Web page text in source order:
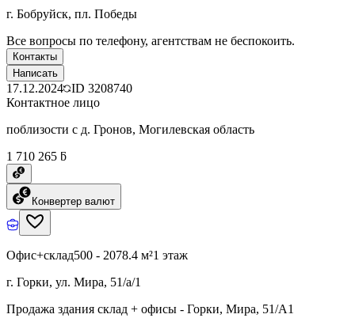
г. Бобруйск, пл. Победы
Все вопросы по телефону, агентствам не беспокоить.
Контакты
Написать
17.12.2024 ID 3208740
Контактное лицо
поблизости с д. Гронов, Могилевская область
1 710 265 ƃ
Конвертер валют
Офис+склад500 - 2078.4 м²1 этаж
г. Горки, ул. Мира, 51/а/1
Продажа здания склад + офисы - Горки, Мира, 51/А1